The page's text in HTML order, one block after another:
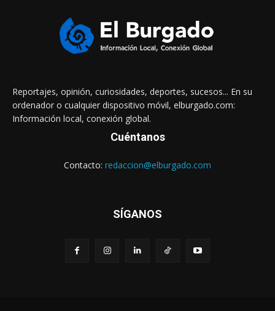
Reportajes, opinión, curiosidades, deportes, sucesos... En su
ordenador o cualquier dispositivo móvil, elburgado.com:
Información local, conexión global.
Cuéntanos
Contacto: redaccion@elburgado.com
SÍGANOS